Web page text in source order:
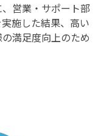
営業・サポート部
施した結果、高い
満足度向上のため